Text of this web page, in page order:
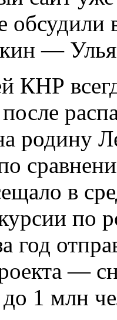
обсудили
—
КНР
родину
в
по
год
—
1 млн